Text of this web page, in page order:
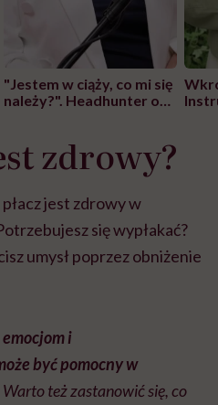
"Jestem w ciąży, co mi się
należy?". Headhunter o
pracy
zdrowy?
jest zdrowy w
się wypłakać?
umysł poprzez obniżenie
i
być pomocny w
Warto też zastanowić się, co